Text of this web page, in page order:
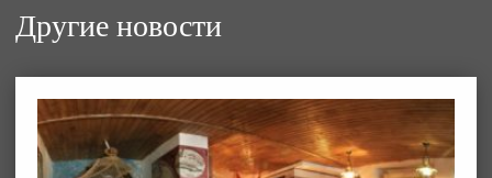
Другие новости